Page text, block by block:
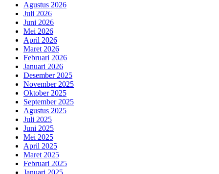
Agustus 2026
Juli 2026
Juni 2026
Mei 2026
April 2026
Maret 2026
Februari 2026
Januari 2026
Desember 2025
November 2025
Oktober 2025
September 2025
Agustus 2025
Juli 2025
Juni 2025
Mei 2025
April 2025
Maret 2025
Februari 2025